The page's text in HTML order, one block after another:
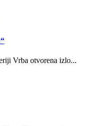
Vrba otvorena izlo...